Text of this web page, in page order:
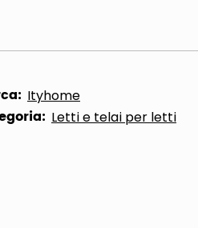
sun
Ityhome
Letti e telai per letti